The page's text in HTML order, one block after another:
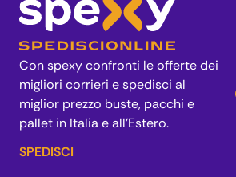
Corriere Fedex Italia
Spedizione DHL
Con spexy confronti le offerte dei
migliori corrieri e spedisci al
miglior prezzo buste, pacchi e
pallet in Italia e all’Estero.
SPEDISCI